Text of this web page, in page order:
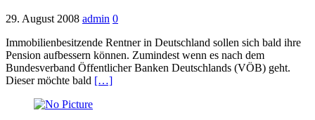
29. August 2008 admin 0
Immobilienbesitzende Rentner in Deutschland sollen sich bald ihre
Pension aufbessern können. Zumindest wenn es nach dem
Bundesverband Öffentlicher Banken Deutschlands (VÖB) geht.
Dieser möchte bald […]